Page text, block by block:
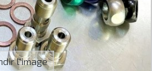
l'image